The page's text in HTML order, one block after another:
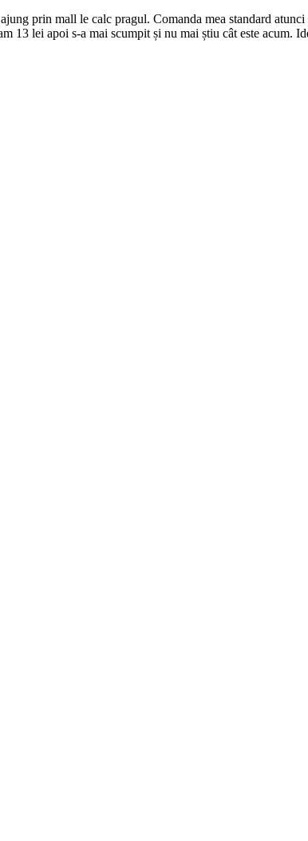
prin mall le calc pragul. Comanda mea standard
lei apoi s-a mai scumpit și nu mai știu cât este acum.